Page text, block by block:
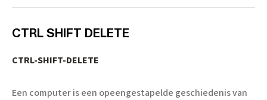
CTRL SHIFT DELETE
CTRL-SHIFT-DELETE
Een computer is een opeengestapelde geschiedenis van